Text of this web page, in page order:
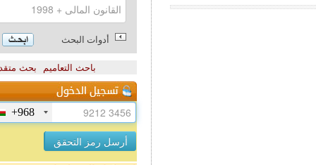
أدوات البحث
باحث التعاميم بحث متقدم
+968